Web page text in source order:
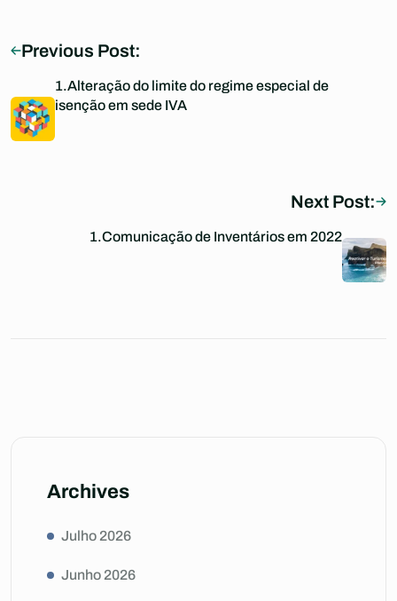
Previous Post:
1.Alteração do limite do regime especial de
isenção em sede IVA
Next Post:
1.Comunicação de Inventários em 2022
Archives
Julho 2026
Junho 2026